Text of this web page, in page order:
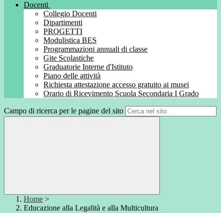
Docenti
Collegio Docenti
Dipartimenti
PROGETTI
Modulistica BES
Programmazioni annuali di classe
Gite Scolastiche
Graduatorie Interne d'Istituto
Piano delle attività
Richiesta attestazione accesso gratuito ai musei
Orario di Ricevimento Scuola Secondaria I Grado
Campo di ricerca per le pagine del sito
Home >
Educazione alla Legalità e alla Multicultura